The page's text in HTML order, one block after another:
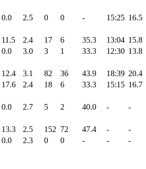
0.0 2.5 0 0 - 15:25 16.5
11.5 2.4 17 6 35.3 13:04 15.8
0.0 3.0 3 1 33.3 12:30 13.8
12.4 3.1 82 36 43.9 18:39 20.4
17.6 2.4 18 6 33.3 15:15 16.7
0.0 2.7 5 2 40.0 - -
13.3 2.5 152 72 47.4 - -
0.0 2.3 0 0 - - -